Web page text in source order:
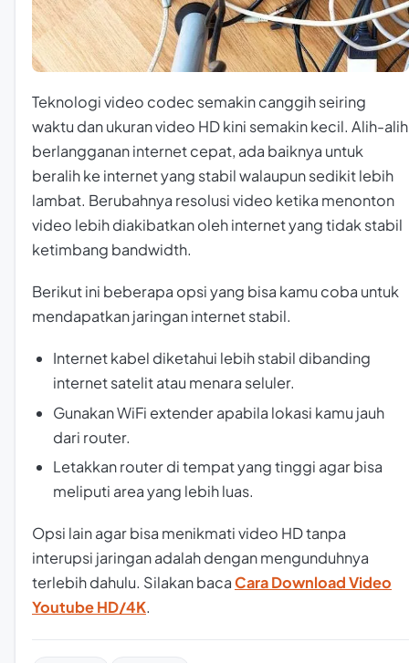
Teknologivideo codec semakin canggih seiring
waktu dan ukuran video HD kini semakin kecil. Alih-alih
berlangganan internet cepat, ada baiknya untuk
beralih ke internet yang stabil walaupun sedikit lebih
lambat. Berubahnya resolusi video ketika menonton
video lebih diakibatkan oleh internet yang tidak stabil
ketimbang bandwidth.
Berikut ini beberapa opsi yang bisa kamu coba untuk
mendapatkan jaringan internet stabil.
Internet kabel diketahui lebih stabil dibanding
internet satelit atau menara seluler.
Gunakan WiFi extender apabila lokasi kamu jauh
dari router.
Letakkan router di tempat yang tinggi agar bisa
meliputi area yang lebih luas.
Opsi lain agar bisa menikmati video HD tanpa
interupsi jaringan adalah dengan mengunduhnya
terlebih dahulu. Silakan bacaCara Download Video
Youtube HD/4K.